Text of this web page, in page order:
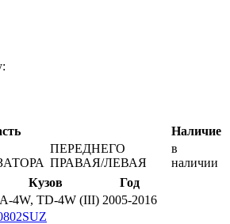
Наличие
ПЕРЕДНЕГО
ПРАВАЯ/ЛЕВАЯ
в
наличии
Кузов
Год
4W, TD-4W (III) 2005-2016